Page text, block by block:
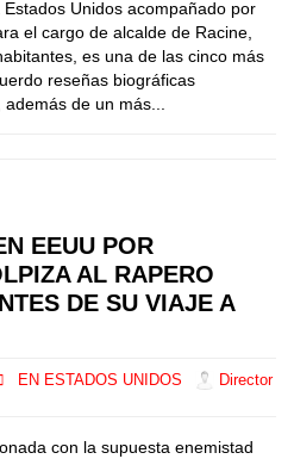
Unidos acompañado por
el cargo de alcalde de Racine,
es una de las cinco más
reseñas biográficas
de un más...
EEUU POR
AL RAPERO
DE SU VIAJE A
EN ESTADOS UNIDOS
Director
con la supuesta enemistad